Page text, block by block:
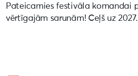
Pateicamies festivāla komandai
vērtīgajām sarunām! Ceļš uz